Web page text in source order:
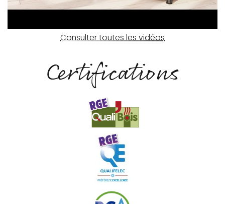
Consulter toutes les vidéos
Certifications